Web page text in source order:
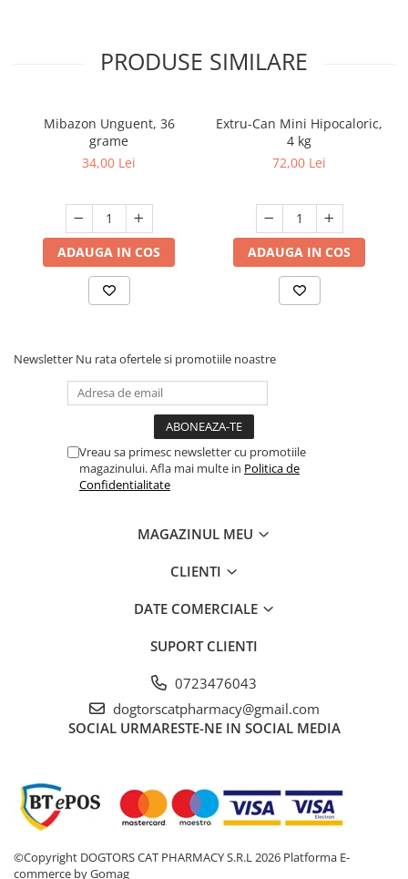
PRODUSE SIMILARE
Mibazon Unguent, 36
grame
34,00 Lei
ADAUGA IN COS
Extru-Can Mini Hipocaloric,
4 kg
72,00 Lei
ADAUGA IN COS
Newsletter Nu rata ofertele si promotiile noastre
Vreau sa primesc newsletter cu promotiile
magazinului. Afla mai multe in Politica de
Confidentialitate
MAGAZINUL MEU
CLIENTI
DATE COMERCIALE
SUPORT CLIENTI
0723476043
dogtorscatpharmacy@gmail.com
SOCIAL URMARESTE-NE IN SOCIAL MEDIA
©Copyright DOGTORS CAT PHARMACY S.R.L 2026 Platforma E-
commerce by Gomag